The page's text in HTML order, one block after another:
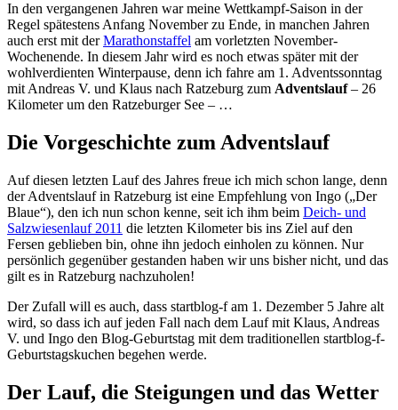
In den vergangenen Jahren war meine Wettkampf-Saison in der
Regel spätestens Anfang November zu Ende, in manchen Jahren
auch erst mit derMarathonstaffel am vorletzten November-
Wochenende. In diesem Jahr wird es noch etwas später mit der
wohlverdienten Winterpause, denn ich fahre am 1. Adventssonntag
mit Andreas V. und Klaus nach Ratzeburg zum Adventslauf– 26
Kilometer um den Ratzeburger See – …
Die Vorgeschichte zum Adventslauf
Auf diesen letzten Lauf des Jahres freue ich mich schon lange, denn
der Adventslauf in Ratzeburg ist eine Empfehlung von Ingo („Der
Blaue“), den ich nun schon kenne, seit ich ihm beim Deich- und
Salzwiesenlauf 2011 die letzten Kilometer bis ins Ziel auf den
Fersen geblieben bin, ohne ihn jedoch einholen zu können. Nur
persönlich gegenüber gestanden haben wir uns bisher nicht, und das
gilt es in Ratzeburg nachzuholen!
Der Zufall will es auch, dass startblog-f am 1. Dezember 5 Jahre alt
wird, so dass ich auf jeden Fall nach dem Lauf mit Klaus, Andreas
V. und Ingo den Blog-Geburtstag mit dem traditionellen startblog-f-
Geburtstagskuchen begehen werde.
Der Lauf, die Steigungen und das Wetter